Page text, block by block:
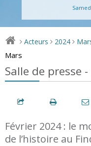
> Acteurs > 2024 >
Mars
Salle de presse
Février 2024 : le
de l’histoire au